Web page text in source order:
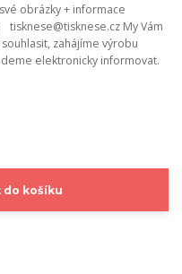
obrázky + informace
My Vám
zahájíme výrobu
elektronicky informovat.
do košíku